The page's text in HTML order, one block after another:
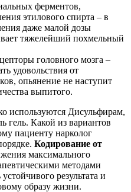
ферментов,
этилового спирта – в
даже малой дозы
тяжелейший похмельный
головного мозга –
удовольствия от
опьянение не наступит
выпитого.
используются Дисульфирам,
гель. Какой из вариантов
пациенту нарколог
Кодирование от
максимального
методами
результата и
образу жизни.